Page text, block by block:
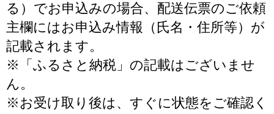
る）でお申込みの場合、配送伝票のご依頼
主欄にはお申込み情報（氏名・住所等）が
記載されます。
※「ふるさと納税」の記載はございませ
ん。
※お受け取り後は、すぐに状態をご確認く